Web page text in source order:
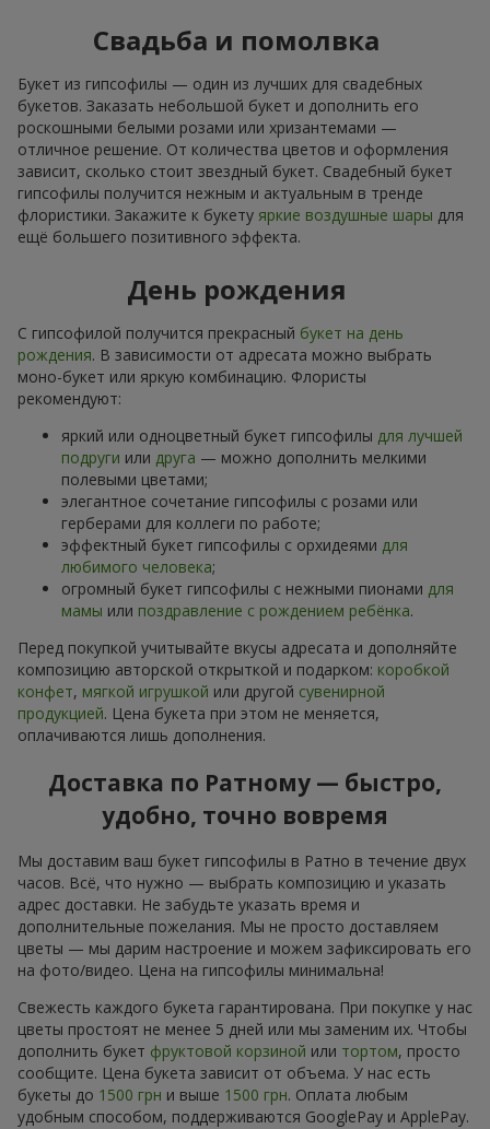
Свадьба и помолвка
Букет из гипсофилы — один из лучших для свадебных
букетов. Заказать небольшой букет и дополнить его
роскошными белыми розами или хризантемами —
отличное решение. От количества цветов и оформления
зависит, сколько стоит звездный букет. Свадебный букет
гипсофилы получится нежным и актуальным в тренде
флористики. Закажите к букету яркие воздушные шары для
ещё большего позитивного эффекта.
День рождения
С гипсофилой получится прекрасный букет на день
рождения. В зависимости от адресата можно выбрать
моно-букет или яркую комбинацию. Флористы
рекомендуют:
яркий или одноцветный букет гипсофилы для лучшей
подруги или друга — можно дополнить мелкими
полевыми цветами;
элегантное сочетание гипсофилы с розами или
герберами для коллеги по работе;
эффектный букет гипсофилы с орхидеями для
любимого человека;
огромный букет гипсофилы с нежными пионами для
мамы или поздравление с рождением ребёнка.
Перед покупкой учитывайте вкусы адресата и дополняйте
композицию авторской открыткой и подарком: коробкой
конфет, мягкой игрушкой или другой сувенирной
продукцией. Цена букета при этом не меняется,
оплачиваются лишь дополнения.
Доставка по Ратному — быстро,
удобно, точно вовремя
Мы доставим ваш букет гипсофилы в Ратно в течение двух
часов. Всё, что нужно — выбрать композицию и указать
адрес доставки. Не забудьте указать время и
дополнительные пожелания. Мы не просто доставляем
цветы — мы дарим настроение и можем зафиксировать его
на фото/видео. Цена на гипсофилы минимальна!
Свежесть каждого букета гарантирована. При покупке у нас
цветы простоят не менее 5 дней или мы заменим их. Чтобы
дополнить букет фруктовой корзиной или тортом, просто
сообщите. Цена букета зависит от объема. У нас есть
букеты до 1500 грн и выше 1500 грн. Оплата любым
удобным способом, поддерживаются GooglePay и ApplePay.